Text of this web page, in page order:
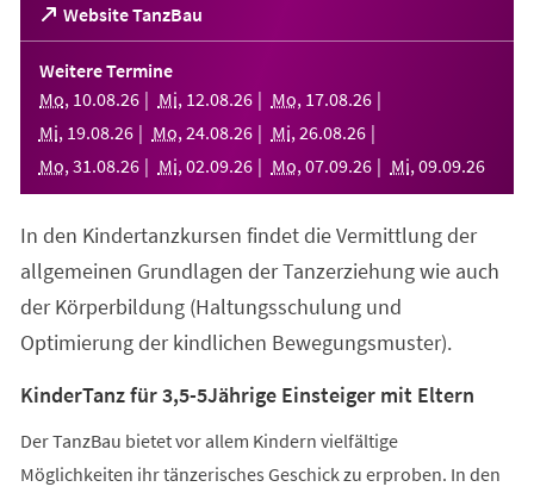
Website TanzBau
(Öffnet
in
einem
neuen
Tab)
Weitere Termine
Mo, 10.08.26 Mi, 12.08.26 Mo, 17.08.26
Mi, 19.08.26 Mo, 24.08.26 Mi, 26.08.26
Mo, 31 .08.26 Mi, 02.09.26 Mo, 07.09.26 Mi, 09.09.26
In den Kindertanzkursen findet die Vermittlung der
allgemeinen Grundlagen der Tanzerziehung wie auch
der Körperbildung (Haltungsschulung und
Optimierung der kindlichen Bewegungsmuster).
KinderTanz für 3,5-5Jährige Einsteiger mit Eltern
Der TanzBau bietet vor allem Kindern vielfältige
Möglichkeiten ihr tänzerisches Geschick zu erproben. In den